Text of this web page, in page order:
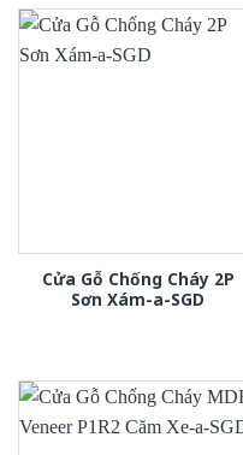
Cửa Gỗ Chống Cháy 2P
Sơn Xám-a-SGD